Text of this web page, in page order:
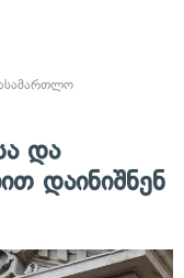
და
დაინიშნენ